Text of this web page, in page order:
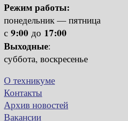
Режим работы:
понедельник — пятница
с 9:00 до 17:00
Выходные:
суббота, воскресенье
О техникуме
Контакты
Архив новостей
Вакансии